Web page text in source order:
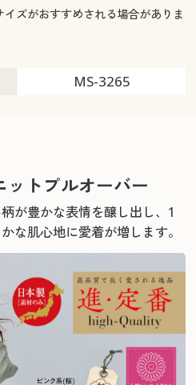
ズがおすすめされる場合がありま
MS-3265
ットプルオーバー
が豊かな表情を醸し出し、1
な肌心地に愛着が増します。